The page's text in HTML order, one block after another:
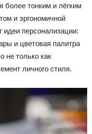
более тонким и лёгким
и эргономичной
идеи персонализации:
и цветовая палитра
не только как
личного стиля.